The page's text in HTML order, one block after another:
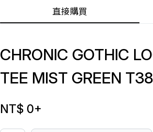
直接購買
CHRONIC GOTHIC
TEE MIST GREEN T38
NT$ 0+